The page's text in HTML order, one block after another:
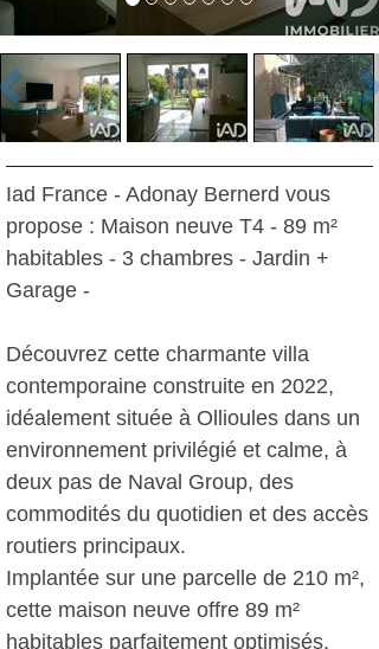
Iad France - Adonay Bernerd vous
propose : Maison neuve T4 - 89 m²
habitables - 3 chambres - Jardin +
Garage -
Découvrez cette charmante villa
contemporaine construite en 2022,
idéalement située à Ollioules dans un
environnement privilégié et calme, à
deux pas de Naval Group, des
commodités du quotidien et des accès
routiers principaux.
Implantée sur une parcelle de 210 m²,
cette maison neuve offre 89 m²
habitables parfaitement optimisés,